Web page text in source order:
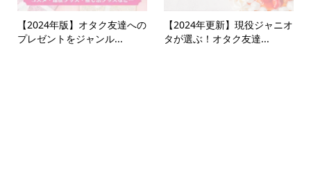
【2024年版】オタク友達への
プレゼントをジャンル...
【2024年更新】現役ジャニオ
タが選ぶ！オタク友達...